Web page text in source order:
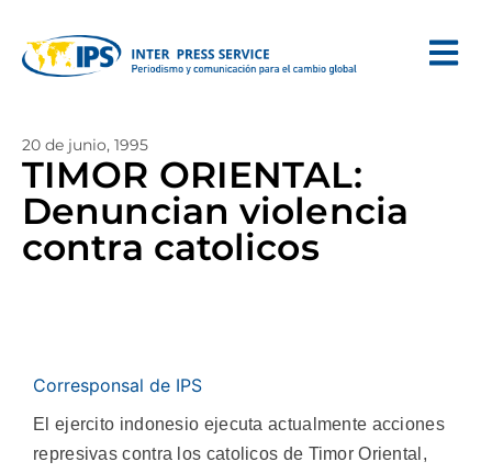
20 de junio, 1995
TIMOR ORIENTAL:
Denuncian violencia
contra catolicos
Corresponsal de IPS
El ejercito indonesio ejecuta actualmente acciones
represivas contra los catolicos de Timor Oriental,